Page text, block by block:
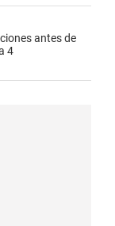
antes de
4